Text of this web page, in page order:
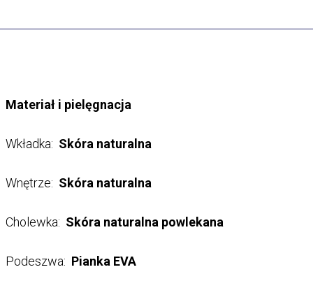
Materiał i pielęgnacja
Wkładka: Skóra naturalna
Wnętrze: Skóra naturalna
Cholewka: Skóra naturalna powlekana
Podeszwa: Pianka EVA